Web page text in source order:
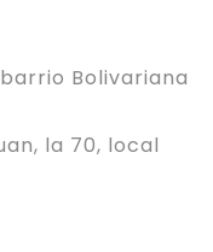
Bolivariana
la 70, local